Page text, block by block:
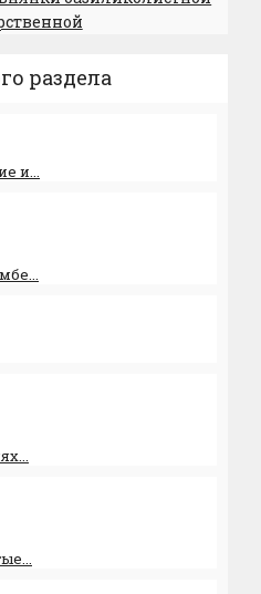
раздела
и...